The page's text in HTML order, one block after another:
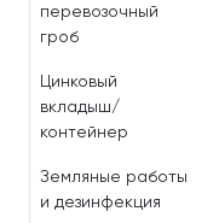
перевозочный
гроб
Цинковый
вкладыш/
контейнер
Земляные работы
и дезинфекция